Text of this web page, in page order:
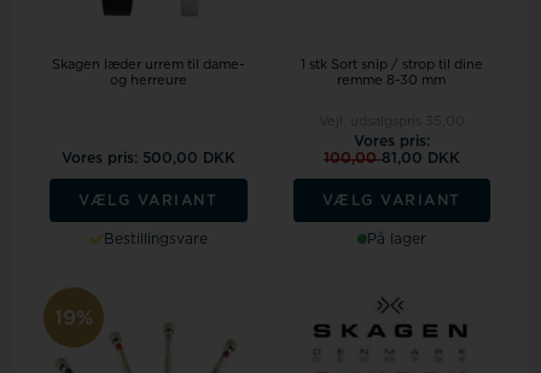
Skagen læder urrem til dame-
og herreure
Vores pris: 500,00 DKK
VÆLG VARIANT
Bestillingsvare
1 stk Sort snip / strop til dine
remme 8-30 mm
Vores pris:
100,0081,00 DKK
VÆLG VARIANT
På lager
19%